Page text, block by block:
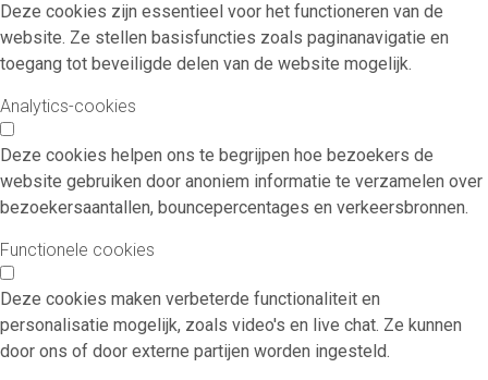
Deze cookies zijn essentieel voor het functioneren van de
website. Ze stellen basisfuncties zoals paginanavigatie en
toegang tot beveiligde delen van de website mogelijk.
Analytics-cookies
Deze cookies helpen ons te begrijpen hoe bezoekers de
website gebruiken door anoniem informatie te verzamelen over
bezoekersaantallen, bouncepercentages en verkeersbronnen.
Functionele cookies
Deze cookies maken verbeterde functionaliteit en
personalisatie mogelijk, zoals video's en live chat. Ze kunnen
door ons of door externe partijen worden ingesteld.